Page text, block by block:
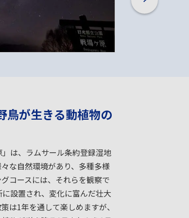
鳥が生きる動植物の
は、ラムサール条約登録湿地
な自然環境があり、多種多様
コースには、それらを観察で
設置され、変化に富んだ壮大
は1年を通して楽しめますが、